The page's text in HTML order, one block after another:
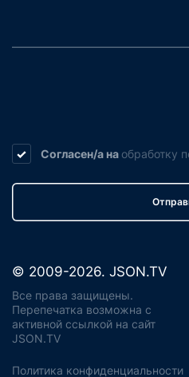
Согласен/а на обработку
© 2009-2026. JSON.TV
Все права защищены.
Перепечатка возможна с
активной ссылкой на сайт
JSON.TV
Политика конфиденциальности